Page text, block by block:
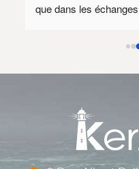
que dans les